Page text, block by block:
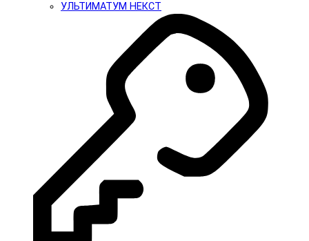
УЛЬТИМАТУМ НЕКСТ